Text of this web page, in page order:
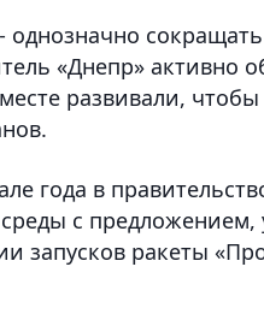
«Днепр» активно
развивали,
года в
с предложением,
запусков ракеты